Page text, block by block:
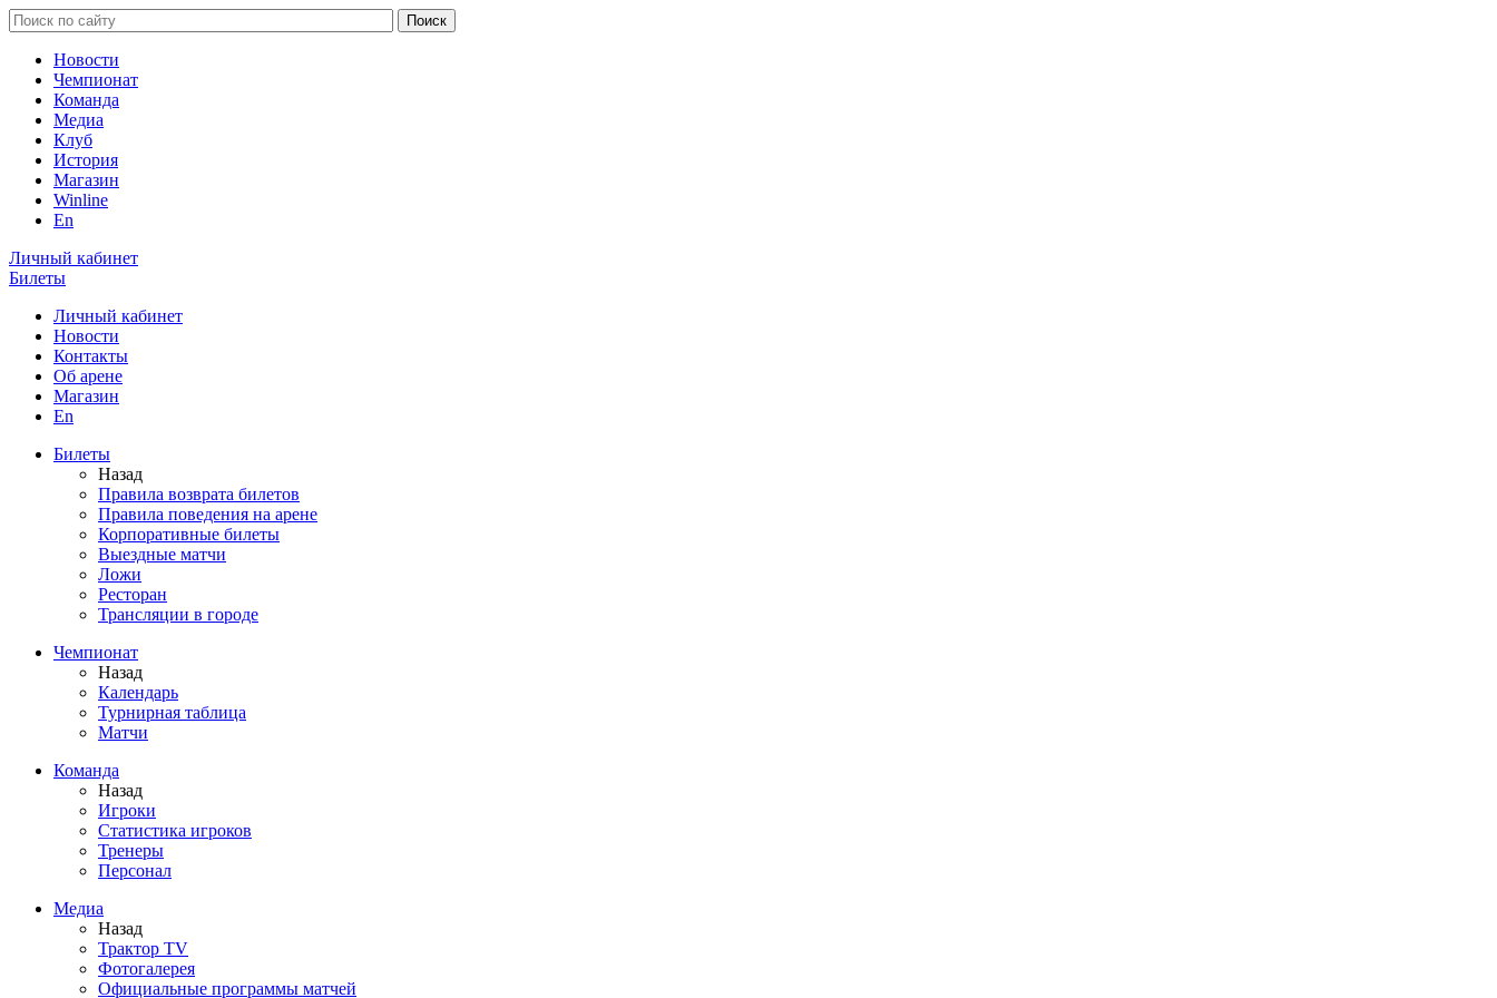
Новости
Чемпионат
Команда
Медиа
Клуб
История
Магазин
Winline
En
Личный кабинет
Билеты
Личный кабинет
Новости
Контакты
Об арене
Магазин
En
Билеты
Назад
Правила возврата билетов
Правила поведения на арене
Корпоративные билеты
Выездные матчи
Ложи
Ресторан
Трансляции в городе
Чемпионат
Назад
Календарь
Турнирная таблица
Матчи
Команда
Назад
Игроки
Статистика игроков
Тренеры
Персонал
Медиа
Назад
Трактор TV
Фотогалерея
Официальные программы матчей